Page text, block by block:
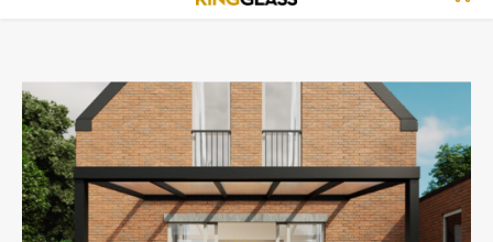
Bezorging
Afhalen
Montage
Deutsch
Serre in zwart van 5,06 x 3 meter